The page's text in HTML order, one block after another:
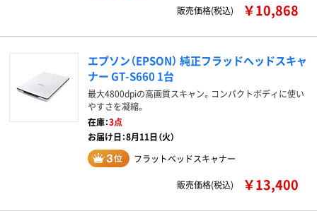
販売価格(税込) ￥10,868
エプソン（EPSON） 純正フラッドヘッドスキャ
ナー GT-S660 1台
最大4800dpiの高画質スキャン。コンパクトボディに使い
やすさを凝縮。
在庫：3点
お届け日：8月11日（火）
フラットベッドスキャナー
販売価格(税込) ￥13,400